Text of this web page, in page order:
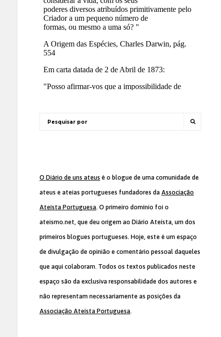
O Diário de uns ateus é o blogue de uma comunidade de
ateus e ateias portugueses fundadores da Associação
Ateísta Portuguesa. O primeiro domínio foi o
ateismo.net, que deu origem ao Diário Ateísta, um dos
primeiros blogues portugueses. Hoje, este é um espaço
de divulgação de opinião e comentário pessoal daqueles
que aqui colaboram. Todos os textos publicados neste
espaço são da exclusiva responsabilidade dos autores e
não representam necessariamente as posições da
Associação Ateísta Portuguesa.